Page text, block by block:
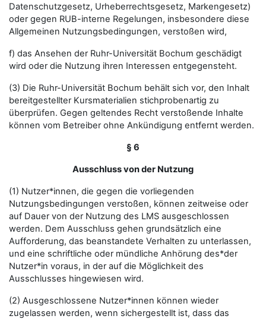
Datenschutzgesetz, Urheberrechtsgesetz, Markengesetz)
oder gegen RUB-interne Regelungen, insbesondere diese
Allgemeinen Nutzungsbedingungen, verstoßen wird,
f) das Ansehen der Ruhr-Universität Bochum geschädigt
wird oder die Nutzung ihren Interessen entgegensteht.
(3) Die Ruhr-Universität Bochum behält sich vor, den Inhalt
bereitgestellter Kursmaterialien stichprobenartig zu
überprüfen. Gegen geltendes Recht verstoßende Inhalte
können vom Betreiber ohne Ankündigung entfernt werden.
§ 6
Ausschluss von der Nutzung
(1) Nutzer*innen, die gegen die vorliegenden
Nutzungsbedingungen verstoßen, können zeitweise oder
auf Dauer von der Nutzung des LMS ausgeschlossen
werden. Dem Ausschluss gehen grundsätzlich eine
Aufforderung, das beanstandete Verhalten zu unterlassen,
und eine schriftliche oder mündliche Anhörung des*der
Nutzer*in voraus, in der auf die Möglichkeit des
Ausschlusses hingewiesen wird.
(2) Ausgeschlossene Nutzer*innen können wieder
zugelassen werden, wenn sichergestellt ist, dass das